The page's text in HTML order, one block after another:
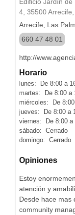
4, 35500
Arrecife, Las
660 47 48 01
http://
Horario
lunes: De 8:00 a
martes: De 8:00 a
miércoles: De
jueves: De 8:00 a
viernes: De 8:00 a
sábado: Cerrado
domingo: Cerrado
Opiniones
Estoy
atención y
Desde hace mas
community